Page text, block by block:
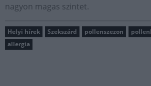
nagyon magas szintet.
Helyi hírek Szekszárd pollenszezon
allergia